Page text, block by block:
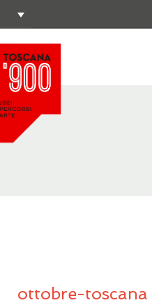
ottobre-toscana